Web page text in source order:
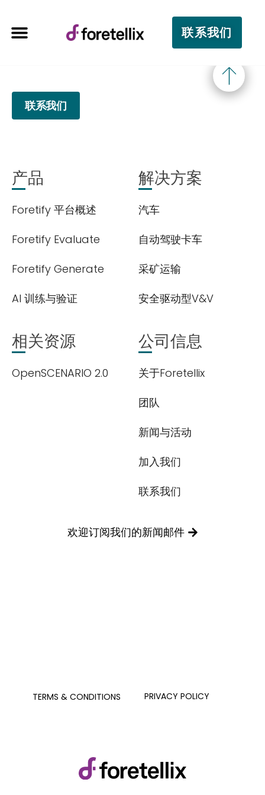
联系我们
联系我们
产品
Foretify 平台概述
Foretify Evaluate
Foretify Generate
AI 训练与验证
解决方案
汽车
自动驾驶卡车
采矿运输
安全驱动型V&V
相关资源
OpenSCENARIO 2.0
公司信息
关于Foretellix
团队
新闻与活动
加入我们
联系我们
欢迎订阅我们的新闻邮件
TERMS & CONDITIONS PRIVACY POLICY
欢迎订阅我们的新闻邮件
Subscribe
我们尊重您的隐私权。我们使用您提供的联系信息来分享公